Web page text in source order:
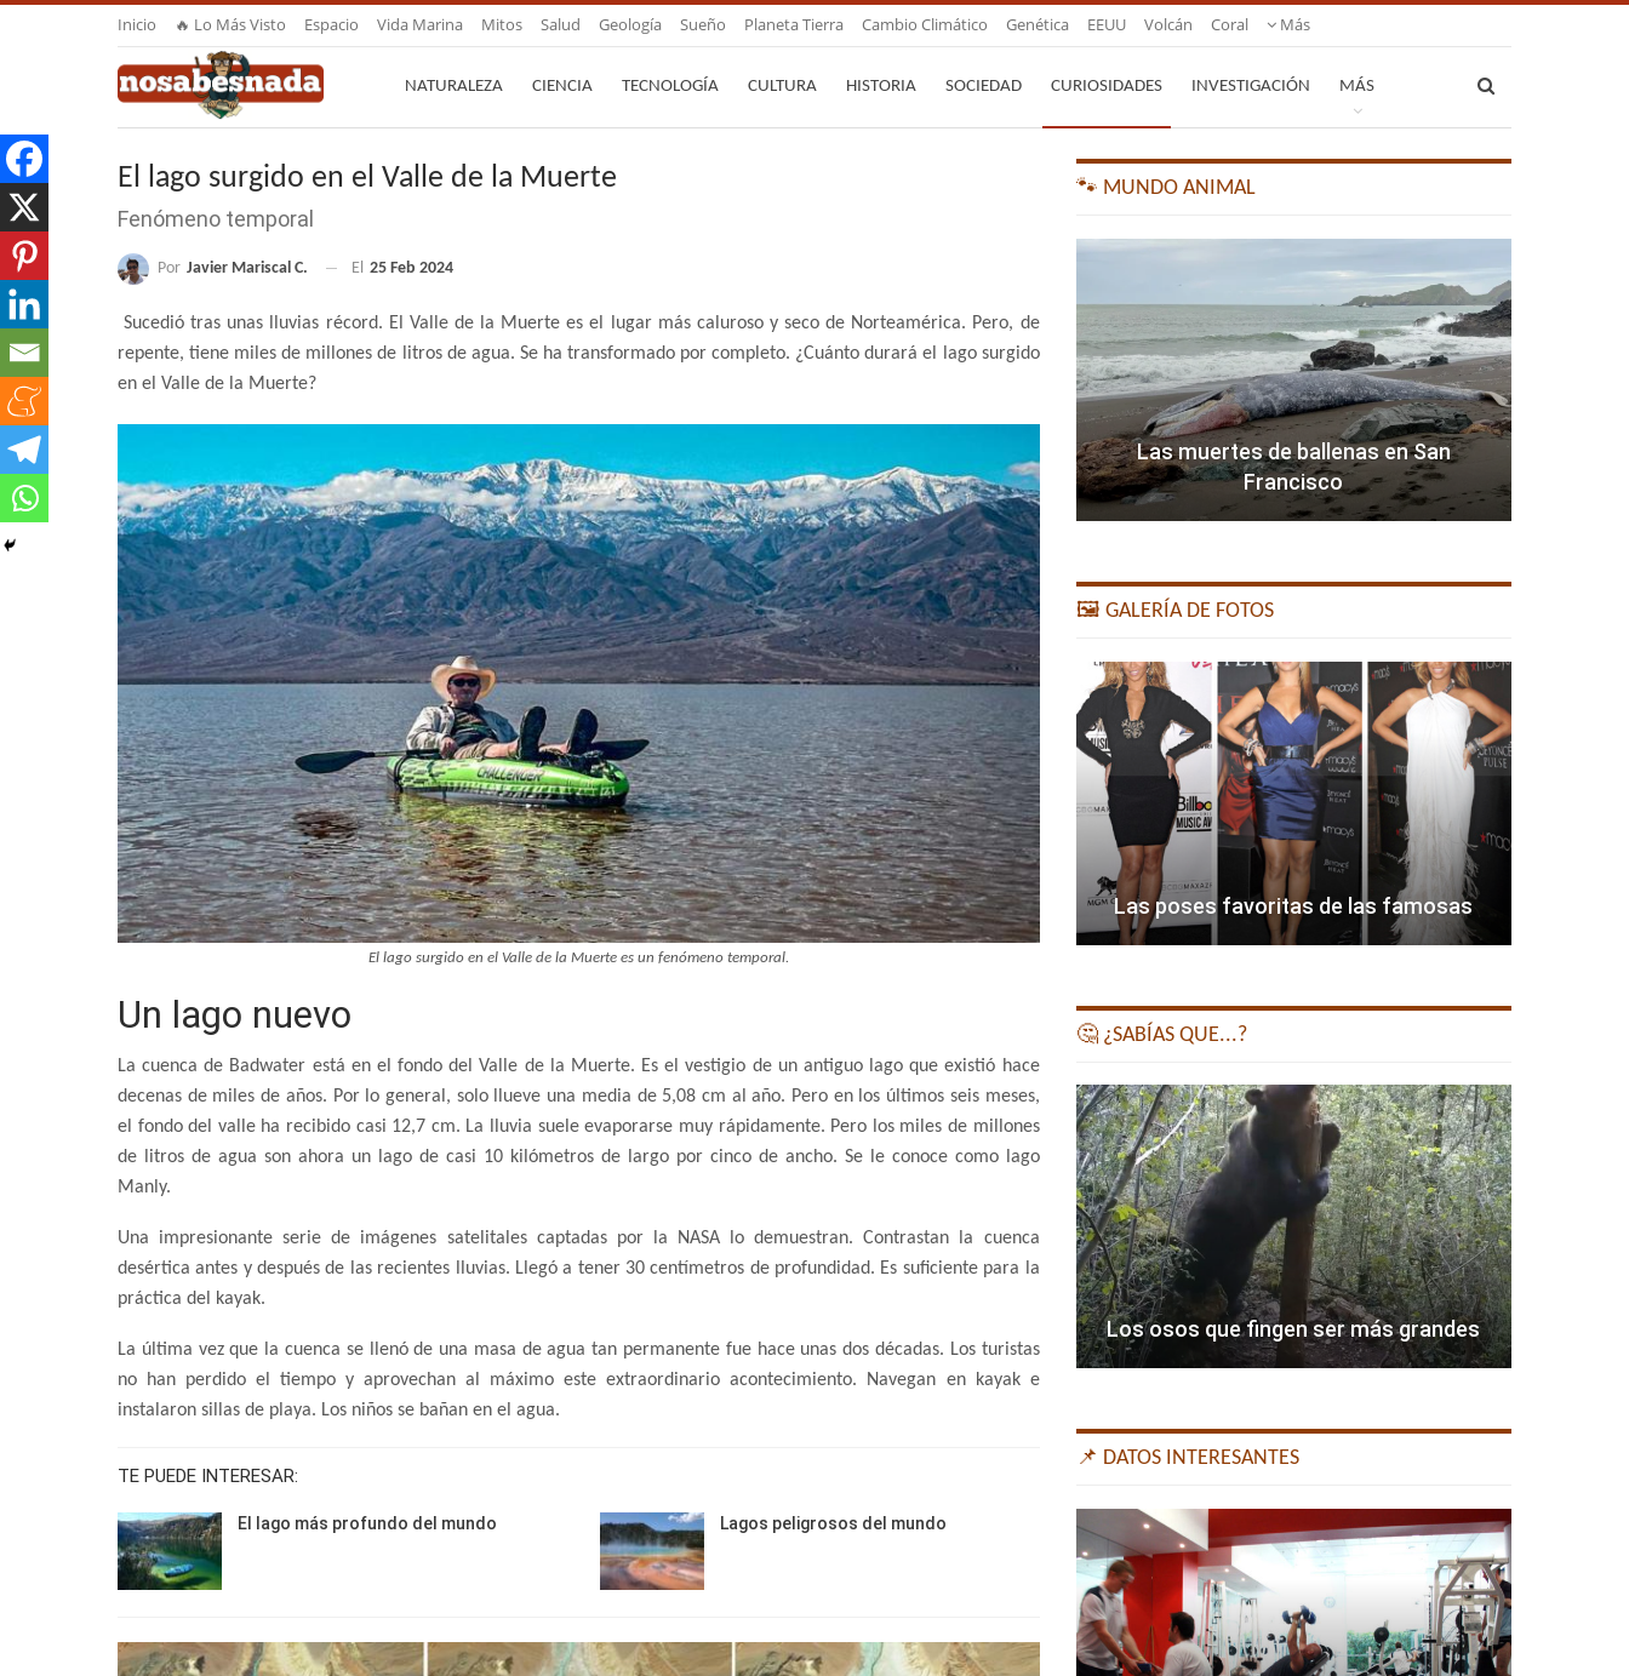
Inicio 🔥 Lo Más Visto Espacio Vida Marina Mitos Salud Geología Sueño Planeta Tierra Cambio Climático Genética EEUU Volcán Coral Más
NATURALEZA CIENCIA TECNOLOGÍA CULTURA HISTORIA SOCIEDAD CURIOSIDADES INVESTIGACIÓN MÁS
El lago surgido en el Valle de la Muerte
Fenómeno temporal
Por Javier Mariscal C. El 25 Feb 2024
Sucedió tras unas lluvias récord. El Valle de la Muerte es el lugar más caluroso y seco de Norteamérica. Pero, de
repente, tiene miles de millones de litros de agua. Se ha transformado por completo. ¿Cuánto durará el lago surgido
en el Valle de la Muerte?
El lago surgido en el Valle de la Muerte es un fenómeno temporal.
Un lago nuevo
La cuenca de Badwater está en el fondo del Valle de la Muerte. Es el vestigio de un antiguo lago que existió hace
decenas de miles de años. Por lo general, solo llueve una media de 5,08 cm al año. Pero en los últimos seis meses,
el fondo del valle ha recibido casi 12,7 cm. La lluvia suele evaporarse muy rápidamente. Pero los miles de millones
de litros de agua son ahora un lago de casi 10 kilómetros de largo por cinco de ancho. Se le conoce como lago
Manly.
Una impresionante serie de imágenes satelitales captadas por la NASA lo demuestran. Contrastan la cuenca
desértica antes y después de las recientes lluvias. Llegó a tener 30 centímetros de profundidad. Es suficiente para la
práctica del kayak.
La última vez que la cuenca se llenó de una masa de agua tan permanente fue hace unas dos décadas. Los turistas
no han perdido el tiempo y aprovechan al máximo este extraordinario acontecimiento. Navegan en kayak e
instalaron sillas de playa. Los niños se bañan en el agua.
TE PUEDE INTERESAR:
El lago más profundo del mundo Lagos peligrosos del mundo
🐾 MUNDO ANIMAL
Las muertes de ballenas en San
Francisco
🖼️ GALERÍA DE FOTOS
Las poses favoritas de las famosas
🤔 ¿SABÍAS QUE...?
Los osos que fingen ser más grandes
📌 DATOS INTERESANTES